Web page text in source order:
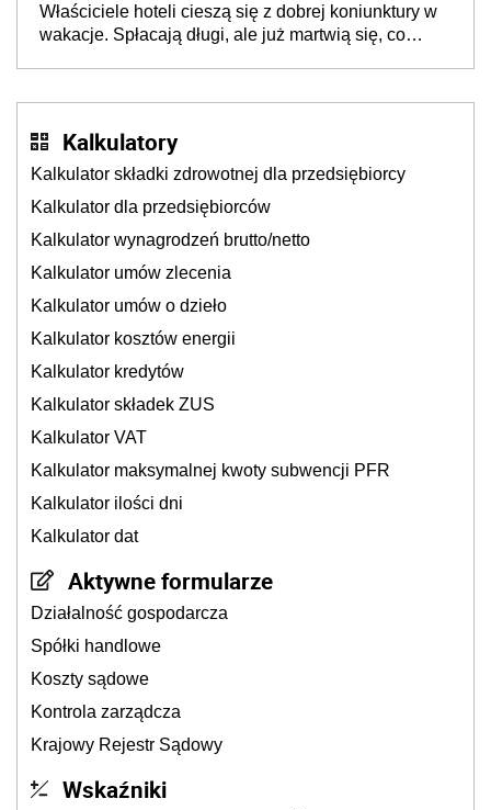
cichu
Właściciele hoteli cieszą się z dobrej koniunktury w
wakacje. Spłacają długi, ale już martwią się, co
Kalkulatory
Kalkulator składki zdrowotnej dla przedsiębiorcy
Kalkulator dla przedsiębiorców
Kalkulator wynagrodzeń brutto/netto
Kalkulator umów zlecenia
Kalkulator umów o dzieło
Kalkulator kosztów energii
Kalkulator kredytów
Kalkulator składek ZUS
Kalkulator VAT
Kalkulator maksymalnej kwoty subwencji PFR
Kalkulator ilości dni
Kalkulator dat
Aktywne formularze
Działalność gospodarcza
Spółki handlowe
Koszty sądowe
Kontrola zarządcza
Krajowy Rejestr Sądowy
Wskaźniki